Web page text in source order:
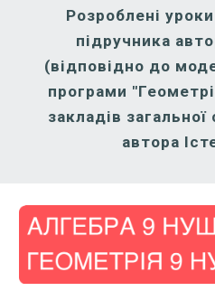
Розроблені
підручника
(відповідно до
програми
закладів
автора